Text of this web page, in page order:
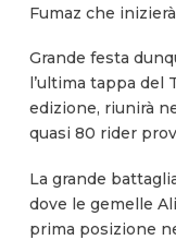
Fumaz che
Grande festa
l’ultima tappa del
edizione, riunirà
quasi 80 rider
La grande
dove le gemelle
prima posizione